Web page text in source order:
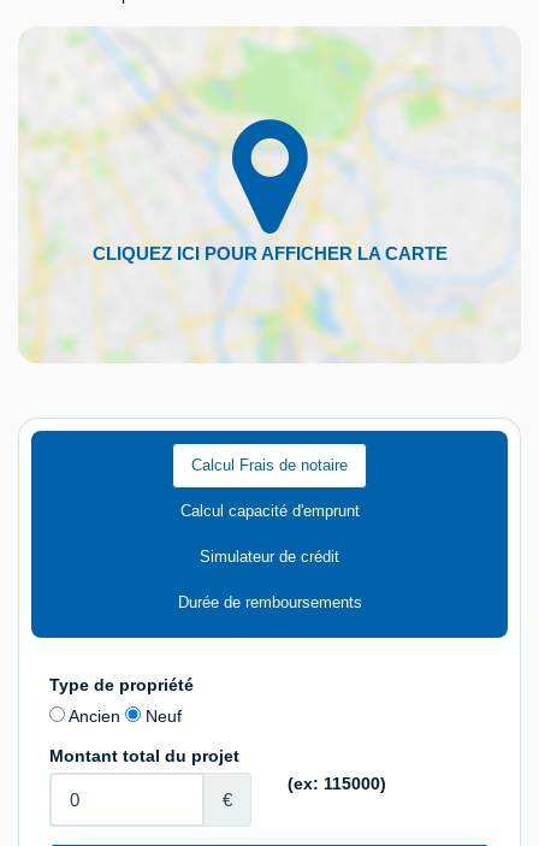
Calcul Frais de notaire
Calcul capacité d'emprunt
Simulateur de crédit
Durée de remboursements